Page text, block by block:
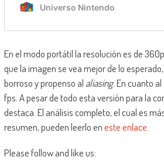
En el modo portátil la resolución es de
que la imagen se vea mejor de lo
borroso y propenso al aliasing. En cuanto al
fps. A pesar de todo esta versión para la
destaca. El análisis completo, el cual es
resumen, pueden leerlo eneste enlace
Please follow and like us: